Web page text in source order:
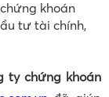
khoán
tư tài chính,
ty chứng khoán